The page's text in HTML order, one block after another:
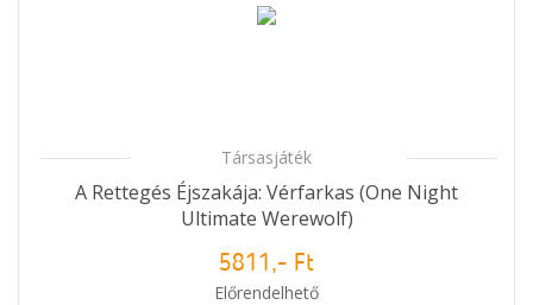
Társasjáték
A Rettegés Éjszakája: Vérfarkas (One Night
Ultimate Werewolf)
5811,- Ft
Előrendelhető